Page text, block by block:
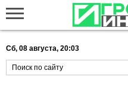
Сб, 08 августа, 20:03